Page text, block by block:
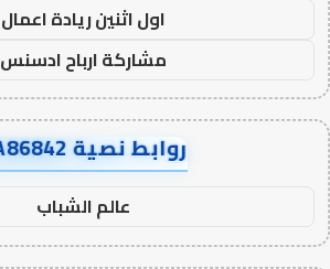
اول اثنين ريادة اعمال
مشاركة ارباح ادسنس
روابط نصية AA86842
عالم الشباب